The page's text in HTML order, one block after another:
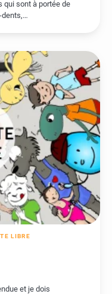
qui sont à portée de
dents,…
LIBRE
et je dois